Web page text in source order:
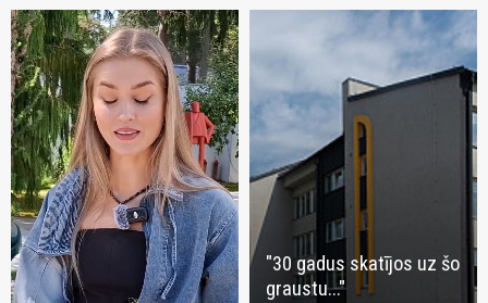
"30 gadus skatījos uz šo
graustu..."